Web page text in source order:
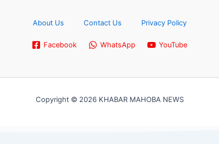
About Us Contact Us Privacy Policy
Facebook WhatsApp YouTube
Copyright © 2026 KHABAR MAHOBA NEWS